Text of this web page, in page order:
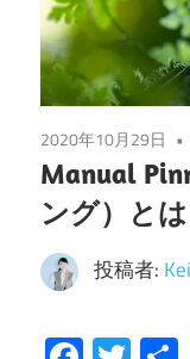
2020年10月29日
Manual
ング）とは
投稿者: